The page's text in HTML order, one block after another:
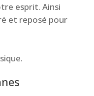
esprit. Ainsi
et reposé pour